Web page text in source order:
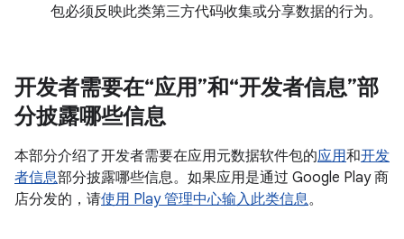
包必须反映此类第三方代码收集或分享数据的行为。
开发者需要在“应用”和“开发者信息”部
分披露哪些信息
本部分介绍了开发者需要在应用元数据软件包的应用和开发
者信息部分披露哪些信息。如果应用是通过 Google Play 商
店分发的，请使用 Play 管理中心输入此类信息。